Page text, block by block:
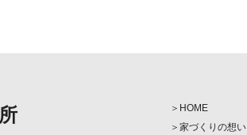
HOME
家づくりの想い